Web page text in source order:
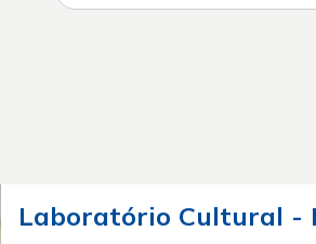
Laboratório Cultural -